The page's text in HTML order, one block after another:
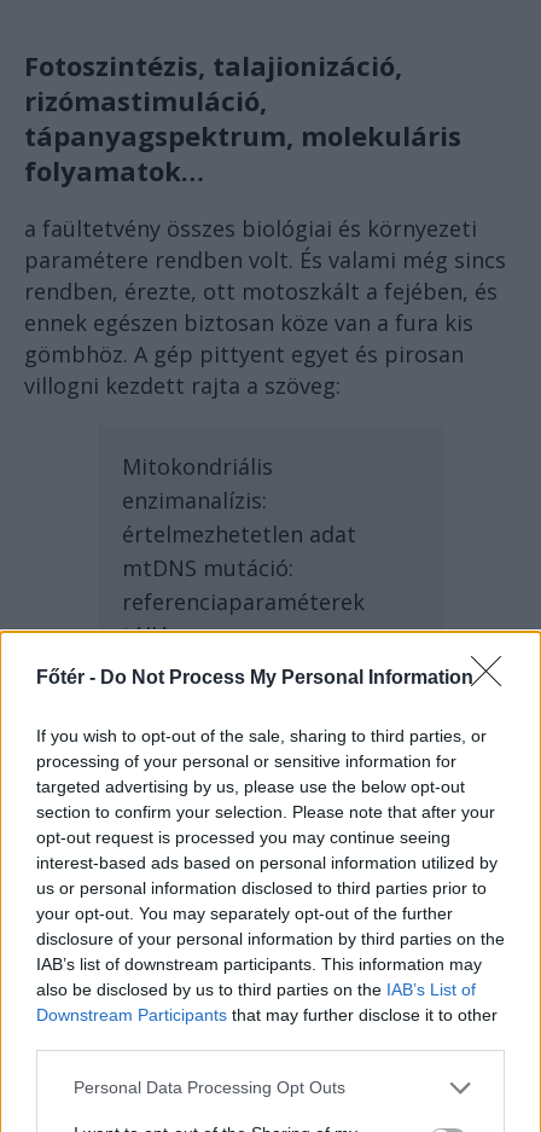
Főtér - Do Not Process My Personal Information
If you wish to opt-out of the sale, sharing to third parties, or
processing of your personal or sensitive information for
targeted advertising by us, please use the below opt-out
section to confirm your selection. Please note that after your
opt-out request is processed you may continue seeing
interest-based ads based on personal information utilized by
us or personal information disclosed to third parties prior to
your opt-out. You may separately opt-out of the further
disclosure of your personal information by third parties on the
IAB’s list of downstream participants. This information may
also be disclosed by us to third parties on the IAB’s List of
Downstream Participants that may further disclose it to other
Personal Data Processing Opt Outs
Fotoszintézis, talajionizáció,
rizómastimuláció,
tápanyagspektrum, molekuláris
folyamatok…
a faültetvény összes biológiai és környezeti
paramétere rendben volt. És valami még sincs
rendben, érezte, ott motoszkált a fejében, és
ennek egészen biztosan köze van a fura kis
gömbhöz. A gép pittyent egyet és pirosan
villogni kezdett rajta a szöveg:
Mitokondriális
enzimanalízis:
értelmezhetetlen adat
mtDNS mutáció:
referenciaparaméterek
túllépve
Érintett terület: 341
Módosulás terjedési
sebessége: 110
négyzetméter/nap
Teljes szkennelés vége.
Mentés fájlba? Igen/Nem
Lefagyva meredt a képernyőre. Az agya néhány
másodpercre mintha teljesen leállt volna,
legalább három nappal korábban kezdődött,